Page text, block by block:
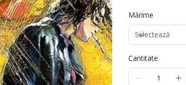
Mărime
Cantitate